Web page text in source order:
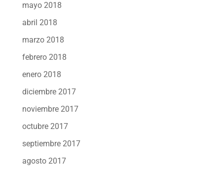
mayo 2018
abril 2018
marzo 2018
febrero 2018
enero 2018
diciembre 2017
noviembre 2017
octubre 2017
septiembre 2017
agosto 2017